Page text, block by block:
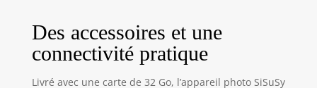
numérique
documente
parfaitement
Des accessoires et une
connectivité pratique
Livré avec une carte de 32 Go, l’appareil photo SiSuSy